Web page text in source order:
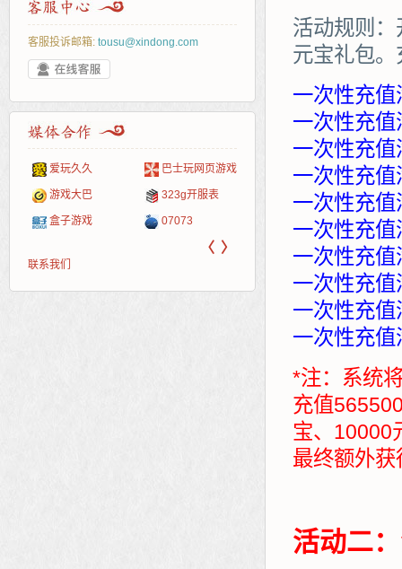
客服投诉邮箱: tousu@xindong.com
爱玩久久 巴士玩网页游戏
游戏大巴 323g开服表
盒子游戏 07073
页游网
新浪
网易
多玩
中华网
Cwan
游一游
游侠网页游戏 40407
5617网游网 一游网
开服网
斗蟹网页游戏 游戏
〈 〉
联系我们
活动规则
元宝礼包
一次性充
一次性充
一次性充
一次性充
一次性充
一次性充
一次性充
一次性充
一次性充
一次性充
*注：系统
充值
宝、10000
最终额外
活动二